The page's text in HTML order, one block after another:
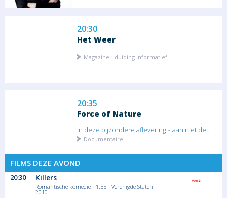
20:30
Het Weer
Magazine - duiding Informatief
20:35
Force of Nature
In deze bijzondere aflevering staan niet de...
Documentaire
Roman Empire by Train with
FILMS DEZE AVOND
20:30 Killers
Romantische komedie - 1:55 - Verenigde Staten -
2010